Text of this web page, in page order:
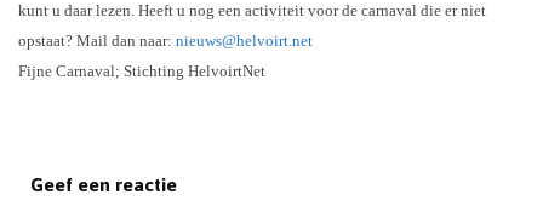
kunt u daar lezen. Heeft u nog een activiteit voor de carnaval die er niet
opstaat? Mail dan naar: nieuws@helvoirt.net
Fijne Carnaval; Stichting HelvoirtNet
Geef een reactie